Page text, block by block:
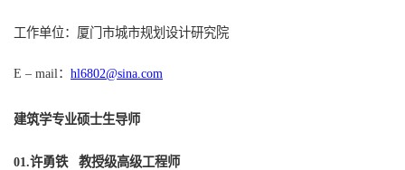
工作单位：厦门市城市规划设计研究院
E – mail： hl6802@sina.com
建筑学专业硕士生导师
01.许勇铁 教授级高级工程师